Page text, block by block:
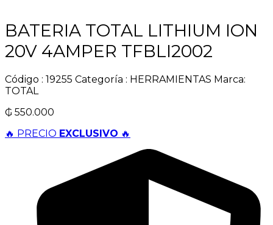
BATERIA TOTAL LITHIUM ION
20V 4AMPER TFBLI2002
Código : 19255 Categoría : HERRAMIENTAS Marca:
TOTAL
₲ 550.000
🔥 PRECIO EXCLUSIVO 🔥